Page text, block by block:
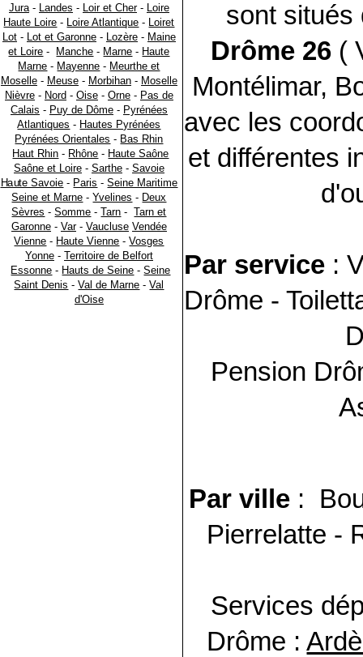
Jura- Landes - Loir et Cher- Loire
Haute Loire - Loire Atlantique - Loiret
Lot - Lot et Garonne - Lozère - Maine
et Loire - Manche - Marne - Haute
Marne - Mayenne - Meurthe et
Moselle - Meuse - Morbihan - Moselle
Nièvre - Nord - Oise - Orne - Pas de
Calais - Puy de Dôme - Pyrénées
Atlantiques - Hautes Pyrénées
Pyrénées Orientales - Bas Rhin
Haut Rhin - Rhône - Haute Saône
Saône et Loire - Sarthe - Savoie
Haute Savoie - Paris -Seine Maritime
Seine et Marne -Yvelines - Deux
Sèvres -Somme -Tarn -Tarn et
Garonne - Var- Vaucluse Vendée
Vienne - Haute Vienne -Vosges
Yonne - Territoire de Belfort
Essonne - Hauts de Seine -Seine
Saint Denis -Val de Marne -Val
d'Oise
sont situés
Drôme 26 (
Montélimar,
avec les
et différentes
Par service :
Drôme -
Pension
Par ville :
Pierrelatte -
Services
Drôme :